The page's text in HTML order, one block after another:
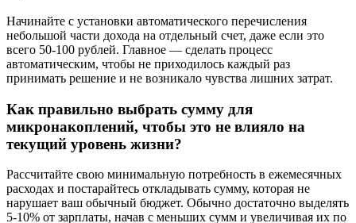
Начинайте с установки автоматического перечисления
небольшой части дохода на отдельный счет, даже если это
всего 50-100 рублей. Главное — сделать процесс
автоматическим, чтобы не приходилось каждый раз
принимать решение и не возникало чувства лишних затрат.
Как правильно выбрать сумму для
микронакоплений, чтобы это не влияло на
текущий уровень жизни?
Рассчитайте свою минимальную потребность в ежемесячных
расходах и постарайтесь откладывать сумму, которая не
нарушает ваш обычный бюджет. Обычно достаточно выделять
5-10% от зарплаты, начав с меньших сумм и увеличивая их по